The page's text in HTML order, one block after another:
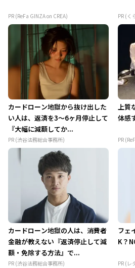
PR (ReFa GINZA on CREA) PR (く
カードローン地獄から抜け出した
い人は、返済を3～6ヶ月停止して
『大幅に減額してか...
PR (渋谷法務総合事務所)
上質
体感
PR
カードローン地獄の人は、消費者
金融が教えない『返済停止して減
額・免除する方法』で...
PR (渋谷法務総合事務所)
フェ
K？
PR (レ